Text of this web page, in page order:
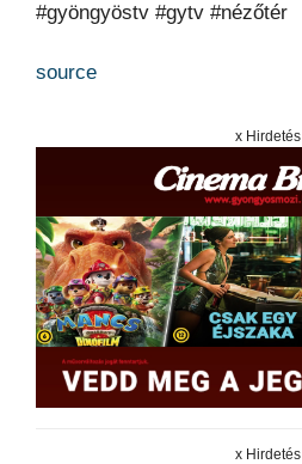
#gyöngyöstv #gytv #nézőtér
source
x Hirdetés
x Hirdetés